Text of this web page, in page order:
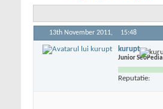
13th November 2011, 15:48
kurupt
Junior SeoPedia
Reputatie: